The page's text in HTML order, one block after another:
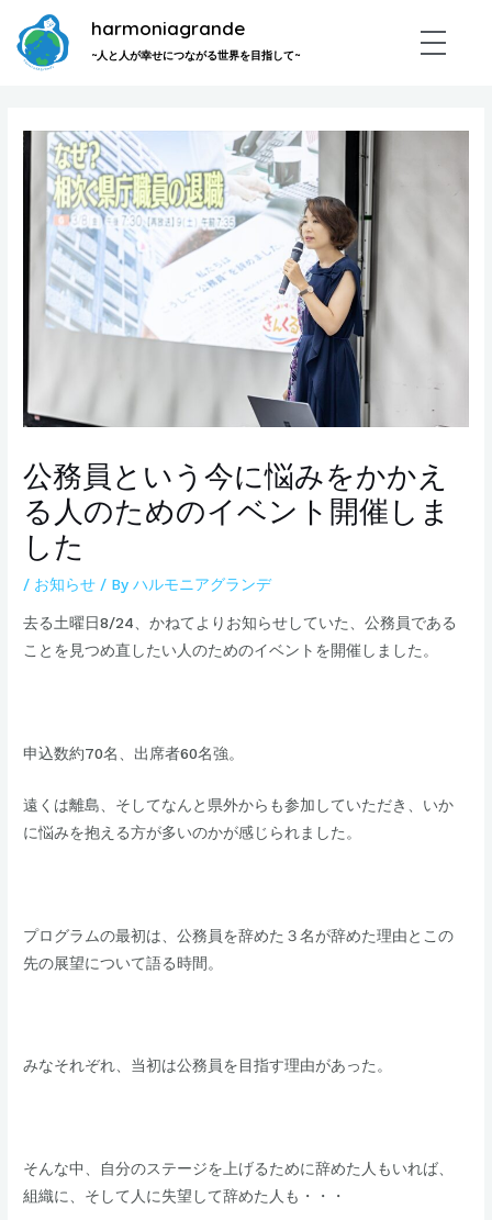
harmoniagrande
~人と人が幸せにつながる世界を目指して~
公務員という今に悩みをかかえ
る人のためのイベント開催しま
した
/ お知らせ / Byハルモニアグランデ
去る土曜日8/24、かねてよりお知らせしていた、公務員である
ことを見つめ直したい人のためのイベントを開催しました。
​申込数約70名、出席者60名強。​
遠くは離島、そしてなんと県外からも参加していただき、いか
に悩みを抱える方が多いのかが感じられました。
プログラムの最初は、公務員を辞めた３名が辞めた理由とこの
先の展望について語る時間。
みなそれぞれ、当初は公務員を目指す理由があった。
​そんな中、自分のステージを上げるために辞めた人もいれば、
組織に、そして人に失望して辞めた人も・・・